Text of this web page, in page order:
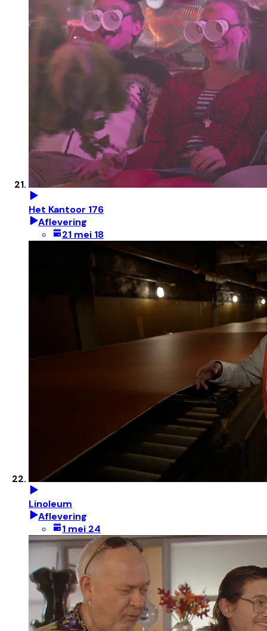
Het Kantoor 176
Aflevering
21 mei 18
Linoleum
Aflevering
1 mei 24